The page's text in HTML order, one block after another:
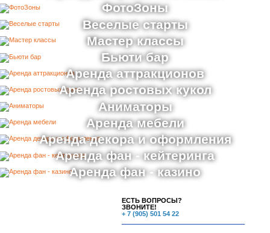
ФотоЗоны
Веселые старты
Мастер классы
Бьюти бар
Аренда аттракционов
Аренда ростовых кукол
Аниматоры
Аренда мебели
Аренда декора и оформления
Аренда фан - кейтеринга
Аренда фан - казино
ЕСТЬ ВОПРОСЫ?
ЗВОНИТЕ!
+ 7 (905) 501 54 22